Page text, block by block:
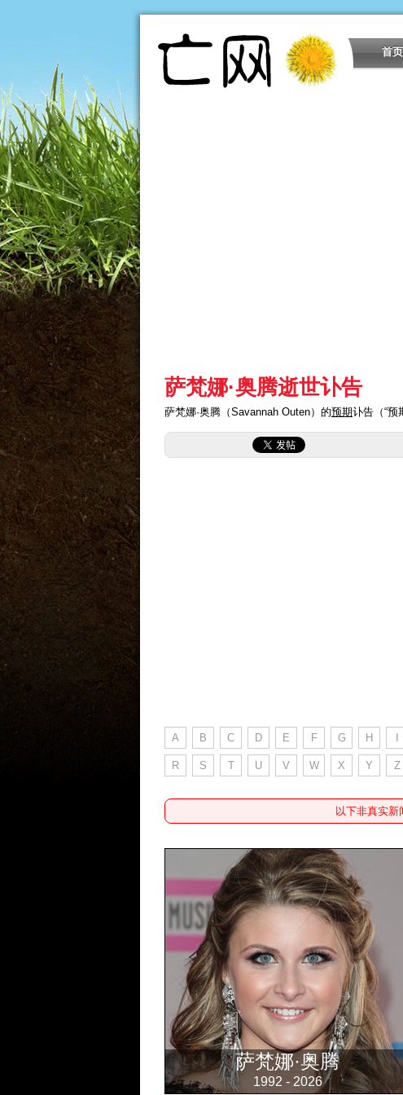
首页
萨梵娜·奥腾逝世讣告
萨梵娜·奥腾（Savannah Outen）的预期讣告（“预
A B C D E F G H
R S T U V W X Y Z
以下非真实新
萨梵娜·奥腾
1992 - 2026